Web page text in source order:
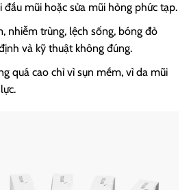
đầu mũi hoặc sửa mũi hỏng phức tạp.
nhiễm trùng, lệch sống, bóng đỏ
và kỹ thuật không đúng.
quá cao chỉ vì sụn mềm, vì da mũi